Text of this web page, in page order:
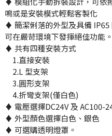
鳴或是安裝模式輕鬆客製化
♦ 簡潔俐落的外型及具備 IP65
可在嚴苛環境下發揮絕佳功能。
♦ 共有四種安裝方式
1.直接安裝
2.L 型支架
3.圓形支架
4.折彎支架(僅白色)
♦ 電壓選擇DC24V 及 AC100-
♦ 外型顏色選擇白色、銀色
♦ 可選購透明燈罩。